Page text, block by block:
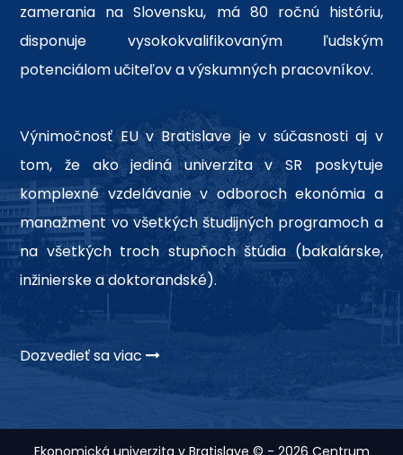
zamerania na Slovensku, má 80 ročnú históriu,
disponuje vysokokvalifikovaným ľudským
potenciálom učiteľov a výskumných pracovníkov.
Výnimočnosť EU v Bratislave je v súčasnosti aj v
tom, že ako jediná univerzita v SR poskytuje
komplexné vzdelávanie v odboroch ekonómia a
manažment vo všetkých študijných programoch a
na všetkých troch stupňoch štúdia (bakalárske,
inžinierske a doktorandské).
Dozvedieť sa viac
Ekonomická univerzita v Bratislave © - 2026 Centrum